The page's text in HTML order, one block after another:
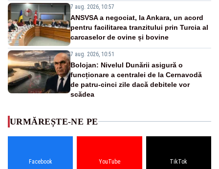
7 aug. 2026, 10:57
ANSVSA a negociat, la Ankara, un acord
pentru facilitarea tranzitului prin Turcia al
carcaselor de ovine și bovine
7 aug. 2026, 10:51
Bolojan: Nivelul Dunării asigură o
funcționare a centralei de la Cernavodă
de patru-cinci zile dacă debitele vor
scădea
URMĂREȘTE-NE PE
Facebook YouTube TikTok